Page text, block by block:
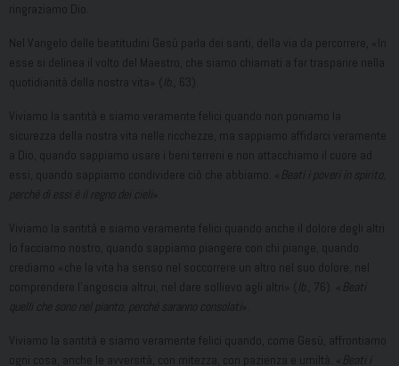
ringraziamo Dio.
Nel Vangelo delle beatitudini Gesù parla dei santi, della via da percorrere, «In
esse si delinea il volto del Maestro, che siamo chiamati a far trasparire nella
quotidianità della nostra vita» ( Ib., 63).
Viviamo la santità e siamo veramente felici quando non poniamo la
sicurezza della nostra vita nelle ricchezze, ma sappiamo affidarci veramente
a Dio, quando sappiamo usare i beni terreni e non attacchiamo il cuore ad
essi, quando sappiamo condividere ciò che abbiamo. «
Beati i poveri in spirito,
perché di essi è il regno dei cieli
Viviamo la santità e siamo veramente felici quando anche il dolore degli altri
lo facciamo nostro, quando sappiamo piangere con chi piange, quando
crediamo «che la vita ha senso nel soccorrere un altro nel suo dolore, nel
comprendere l’angoscia altrui, nel dare sollievo agli altri» ( Ib., 76). «
Beati
quelli che sono nel pianto, perché saranno consolati
Viviamo la santità e siamo veramente felici quando, come Gesù, affrontiamo
ogni cosa, anche le avversità, con mitezza, con pazienza e umiltà. «
Beati i